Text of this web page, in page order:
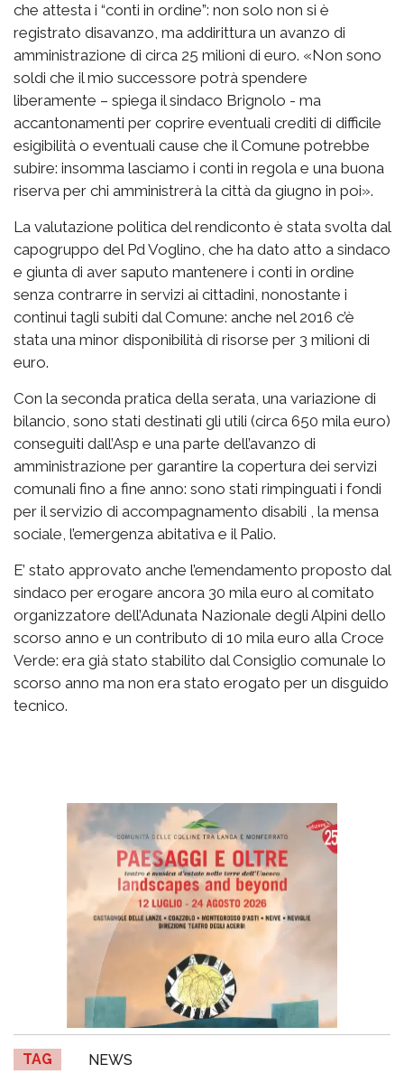
che attesta i “conti in ordine”: non solo non si è
registrato disavanzo, ma addirittura un avanzo di
amministrazione di circa 25 milioni di euro. «Non sono
soldi che il mio successore potrà spendere
liberamente – spiega il sindaco Brignolo - ma
accantonamenti per coprire eventuali crediti di difficile
esigibilità o eventuali cause che il Comune potrebbe
subire: insomma lasciamo i conti in regola e una buona
riserva per chi amministrerà la città da giugno in poi».
La valutazione politica del rendiconto è stata svolta dal
capogruppo del Pd Voglino, che ha dato atto a sindaco
e giunta di aver saputo mantenere i conti in ordine
senza contrarre in servizi ai cittadini, nonostante i
continui tagli subiti dal Comune: anche nel 2016 c’è
stata una minor disponibilità di risorse per 3 milioni di
euro.
Con la seconda pratica della serata, una variazione di
bilancio, sono stati destinati gli utili (circa 650 mila euro)
conseguiti dall’Asp e una parte dell’avanzo di
amministrazione per garantire la copertura dei servizi
comunali fino a fine anno: sono stati rimpinguati i fondi
per il servizio di accompagnamento disabili , la mensa
sociale, l’emergenza abitativa e il Palio.
E’ stato approvato anche l’emendamento proposto dal
sindaco per erogare ancora 30 mila euro al comitato
organizzatore dell’Adunata Nazionale degli Alpini dello
scorso anno e un contributo di 10 mila euro alla Croce
Verde: era già stato stabilito dal Consiglio comunale lo
scorso anno ma non era stato erogato per un disguido
tecnico.
TAG NEWS